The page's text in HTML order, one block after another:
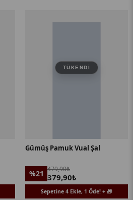
TÜKENDI
Gümüş Pamuk Vual Şal
%21 479,90₺
379,90₺
Sepetine 4 Ekle, 1 Öde! + 🎁